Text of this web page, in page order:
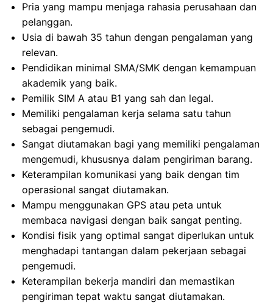
Pria yang mampu menjaga rahasia perusahaan dan
pelanggan.
Usia di bawah 35 tahun dengan pengalaman yang
relevan.
Pendidikan minimal SMA/SMK dengan kemampuan
akademik yang baik.
Pemilik SIM A atau B1 yang sah dan legal.
Memiliki pengalaman kerja selama satu tahun
sebagai pengemudi.
Sangat diutamakan bagi yang memiliki pengalaman
mengemudi, khususnya dalam pengiriman barang.
Keterampilan komunikasi yang baik dengan tim
operasional sangat diutamakan.
Mampu menggunakan GPS atau peta untuk
membaca navigasi dengan baik sangat penting.
Kondisi fisik yang optimal sangat diperlukan untuk
menghadapi tantangan dalam pekerjaan sebagai
pengemudi.
Keterampilan bekerja mandiri dan memastikan
pengiriman tepat waktu sangat diutamakan.